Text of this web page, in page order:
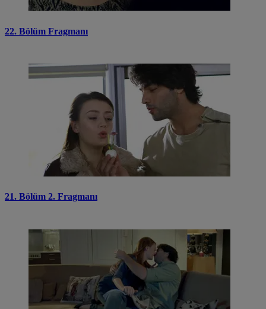
22. Bölüm Fragmanı
21. Bölüm 2. Fragmanı